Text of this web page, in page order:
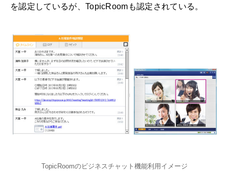
を認定しているが、TopicRoomも認定されている。
TopicRoomのビジネスチャット機能利用イメージ